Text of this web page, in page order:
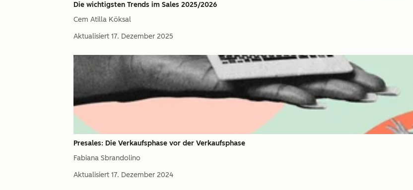
Die wichtigsten Trends im Sales 2025/2026
Cem Atilla Köksal
Aktualisiert 17. Dezember 2025
Presales: Die Verkaufsphase vor der Verkaufsphase
Fabiana Sbrandolino
Aktualisiert 17. Dezember 2024